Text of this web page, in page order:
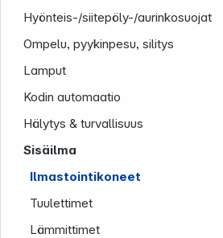
Hyönteis-/siitepöly-/aurinkosuojat
Ompelu, pyykinpesu, silitys
Lamput
Kodin automaatio
Hälytys & turvallisuus
Sisäilma
Ilmastointikoneet
Tuulettimet
Lämmittimet
Follow us on